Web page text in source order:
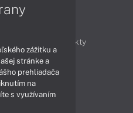
Produkty
Videá
zážitku a
stránke a
prehliadača
na
s využívaním